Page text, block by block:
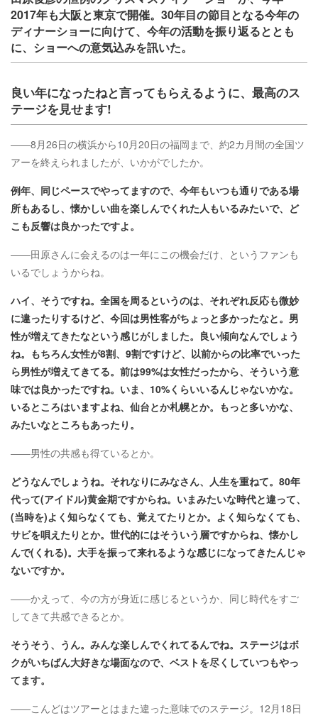
2017年も大阪と東京で開催。30年目の節目となる今年の
ディナーショーに向けて、今年の活動を振り返るととも
に、ショーへの意気込みを訊いた。
良い年になったねと言ってもらえるように、最高のス
テージを見せます!
――8月26日の横浜から10月20日の福岡まで、約2カ月間の全国ツ
アーを終えられましたが、いかがでしたか。
例年、同じペースでやってますので、今年もいつも通りである場
所もあるし、懐かしい曲を楽しんでくれた人もいるみたいで、ど
こも反響は良かったですよ。
――田原さんに会えるのは一年にこの機会だけ、というファンも
いるでしょうからね。
ハイ、そうですね。全国を周るというのは、それぞれ反応も微妙
に違ったりするけど、今回は男性客がちょっと多かったなと。男
性が増えてきたなという感じがしました。良い傾向なんでしょう
ね。もちろん女性が8割、9割ですけど、以前からの比率でいった
ら男性が増えてきてる。前は99%は女性だったから、そういう意
味では良かったですね。いま、10%くらいいるんじゃないかな。
いるところはいますよね、仙台とか札幌とか。もっと多いかな、
みたいなところもあったり。
――男性の共感も得ているとか。
どうなんでしょうね。それなりにみなさん、人生を重ねて。80年
代って(アイドル)黄金期ですからね。いまみたいな時代と違って、
(当時を)よく知らなくても、覚えてたりとか。よく知らなくても、
サビを唄えたりとか。世代的にはそういう層ですからね、懐かし
んで(くれる)。大手を振って来れるような感じになってきたんじゃ
ないですか。
――かえって、今の方が身近に感じるというか、同じ時代をすご
してきて共感できるとか。
そうそう、うん。みんな楽しんでくれてるんでね。ステージはボ
クがいちばん大好きな場面なので、ベストを尽くしていつもやっ
てます。
――こんどはツアーとはまた違った意味でのステージ。12月18日